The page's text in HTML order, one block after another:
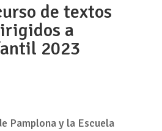
de textos
a
2023
Pamplona y la Escuela